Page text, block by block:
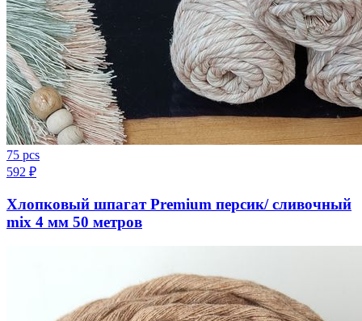
75 pcs
592 ₽
Хлопковый шпагат Premium персик/ сливочный
mix 4 мм 50 метров